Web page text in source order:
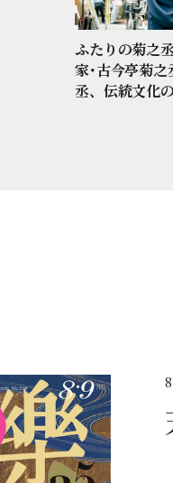
ふたりの菊之
家･古今亭菊
丞、伝統文化